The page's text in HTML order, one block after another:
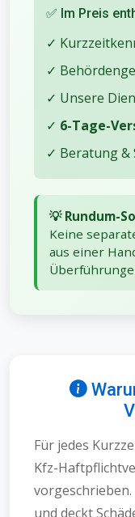
✅ Im Preis
✓
✓
✓ Unsere
✓ 6-Tage-
✓ Beratung &
💡 Rundum-
Keine
aus einer
Für jedes
Kfz-
und deckt